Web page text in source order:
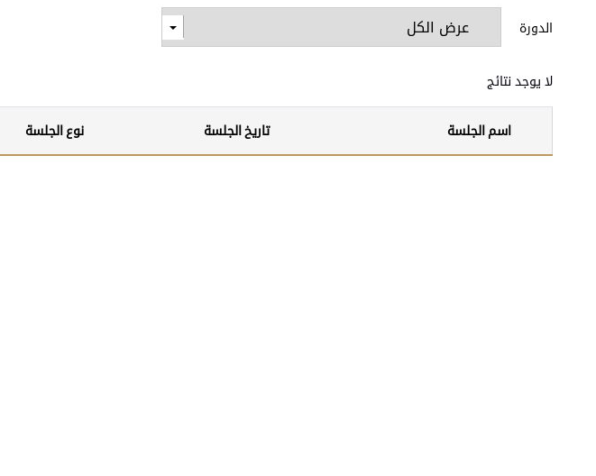
الدورة
لا يوجد نتائج
اسم الجلسة تاريخ الجلسة نوع الجلسة